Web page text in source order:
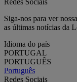
Siga-nos para ver
as últimas notícias da
Idioma do país
PORTUGAL
PORTUGUÊS
Português
Redes Sociais